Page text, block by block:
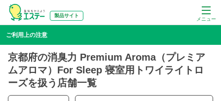
メニュー
製品サイト
ご利用上の注意
京都府の消臭力 Premium Aroma（プレミア
ムアロマ）For Sleep 寝室用トワイライトロ
ーズを扱う店舗一覧